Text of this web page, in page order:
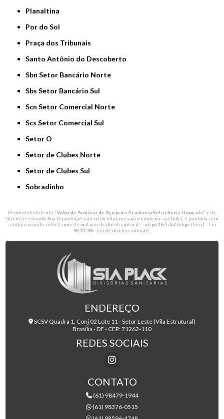
Planaltina
Por do Sol
Praça dos Tribunais
Santo Antônio do Descoberto
Sbn Setor Bancário Norte
Sbs Setor Bancário Sul
Scn Setor Comercial Norte
Scs Setor Comercial Sul
Setor O
Setor de Clubes Norte
Setor de Clubes Sul
Sobradinho
O conteúdo do texto "Valor de Armário de Aço para Academia Setor Serra Dourada" é de
direito reservado. Sua reprodução, parcial ou total, mesmo citando nossos links, é proibida sem
a autorização do autor. Crime de violação de direito autoral – artigo 184 do Código Penal – Lei
9610/98 - Lei de direitos autorais.
ENDEREÇO
SCSV Quadra 1, Conj 02 Lote 11 - Setor Leste (Vila Estrutural)
Brasília - DF - CEP: 71262-110
REDES SOCIAIS
CONTATO
(61) 98479-1944
(61) 98376-0515